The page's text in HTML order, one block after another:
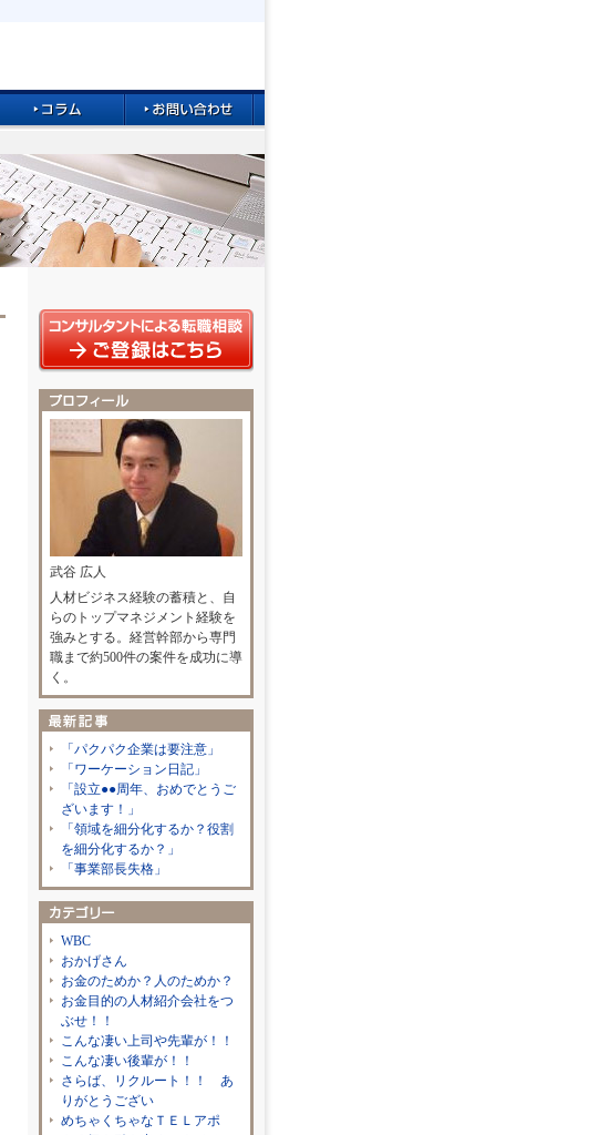
武谷 広人
人材ビジネス経験の蓄積と、自
らのトップマネジメント経験を
強みとする。経営幹部から専門
職まで約500件の案件を成功に導
く。
「パクパク企業は要注意」
「ワーケーション日記」
「設立●●周年、おめでとうご
ざいます！」
「領域を細分化するか？役割
を細分化するか？」
「事業部長失格」
WBC
おかげさん
お金のためか？人のためか？
お金目的の人材紹介会社をつ
ぶせ！！
こんな凄い上司や先輩が！！
こんな凄い後輩が！！
さらば、リクルート！！ あ
りがとうござい
めちゃくちゃなＴＥＬアポ